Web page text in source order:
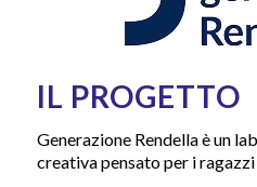
IL PROGETTO
Generazione Rendella è un
creativa pensato per i ragazzi